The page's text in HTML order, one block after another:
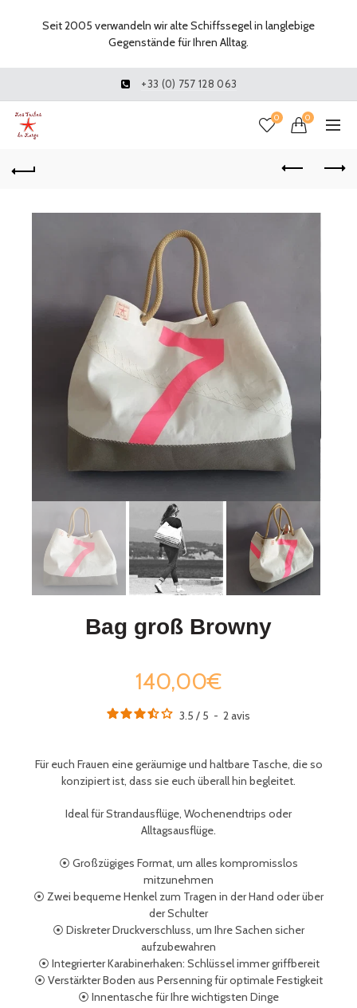
+33 (0) 757 128 063
0 0
Bag groß Browny
140,00€
3.5 / 5 - 2avis
Für euch Frauen eine geräumige und haltbare Tasche, die so
konzipiert ist, dass sie euch überall hin begleitet.
Ideal für Strandausflüge, Wochenendtrips oder
Alltagsausflüge.
⦿ Großzügiges Format, um alles kompromisslos
mitzunehmen
⦿ Zwei bequeme Henkel zum Tragen in der Hand oder über
der Schulter
⦿ Diskreter Druckverschluss, um Ihre Sachen sicher
aufzubewahren
⦿ Integrierter Karabinerhaken: Schlüssel immer griffbereit
⦿ Verstärkter Boden aus Persenning für optimale Festigkeit
⦿ Innentasche für Ihre wichtigsten Dinge
Seit 2005 verwandeln wir alte Schiffssegel in langlebige
Gegenstände für Ihren Alltag.